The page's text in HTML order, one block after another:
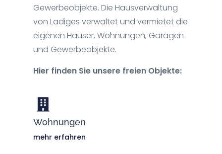
Gewerbeobjekte. Die Hausverwaltung
von Ladiges verwaltet und vermietet die
eigenen Häuser, Wohnungen, Garagen
und Gewerbeobjekte.
Hier finden Sie unsere freien Objekte:
Wohnungen
mehr erfahren